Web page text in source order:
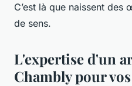
C’est là que naissent
de sens.
L'expertise d'un
Chambly pour